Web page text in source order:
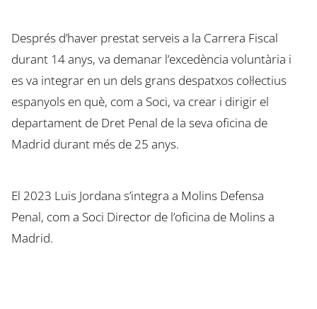
Després d’haver prestat serveis a la Carrera Fiscal
durant 14 anys, va demanar l’excedència voluntària i
es va integrar en un dels grans despatxos col·lectius
espanyols en què, com a Soci, va crear i dirigir el
departament de Dret Penal de la seva oficina de
Madrid durant més de 25 anys.
El 2023 Luis Jordana s’integra a Molins Defensa
Penal, com a Soci Director de l’oficina de Molins a
Madrid.